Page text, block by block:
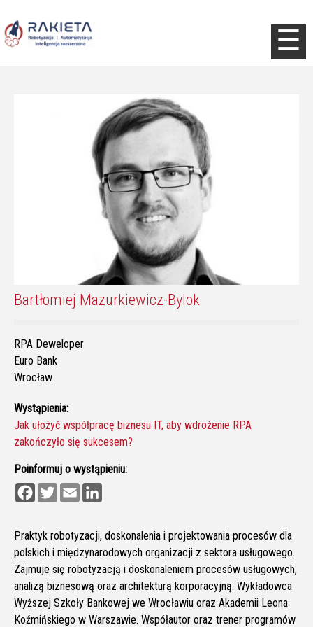
☰
Bartłomiej Mazurkiewicz-Bylok
RPA Deweloper
Euro Bank
Wrocław
Wystąpienia:
Jak ułożyć współpracę biznesu IT, aby wdrożenie RPA
zakończyło się sukcesem?
Poinformuj o wystąpieniu:
F
a
b
o
o
k
T
w
t
e
r
E
m
l
e
d
I
n
Praktyk robotyzacji, doskonalenia i projektowania procesów dla
polskich i międzynarodowych organizacji z sektora usługowego.
Zajmuje się robotyzacją i doskonaleniem procesów usługowych,
analizą biznesową oraz architekturą korporacyjną. Wykładowca
Wyższej Szkoły Bankowej we Wrocławiu oraz Akademii Leona
Koźmińskiego w Warszawie. Współautor oraz trener programów